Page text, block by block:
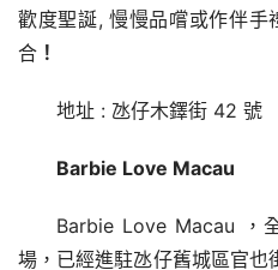
歡度聖誕, 慢慢品嚐或作伴
合 ！
地址 : 氹仔木鐸街 42 號
Barbie Love Macau
Barbie Love Macau ，
場，已經進駐氹仔舊城區官